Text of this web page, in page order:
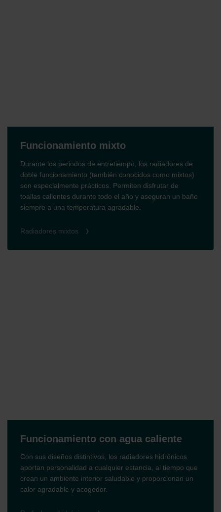
Funcionamiento mixto
Durante los periodos de entretiempo, los radiadores de
doble funcionamiento (también conocidos como mixtos)
son especialmente prácticos. Permiten disfrutar de
toallas calientes durante todo el año y aseguran un baño
siempre a una temperatura agradable.
Radiadores mixtos
Funcionamiento con agua caliente
Con sus diseños distintivos, los radiadores hidrónicos
aportan personalidad a cualquier estancia, al tiempo que
crean un ambiente interior saludable y proporcionan un
calor agradable y acogedor.